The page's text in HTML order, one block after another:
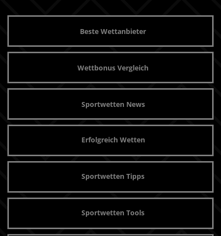
Beste Wettanbieter
Wettbonus Vergleich
Sportwetten News
Erfolgreich Wetten
Sportwetten Tipps
Sportwetten Tools